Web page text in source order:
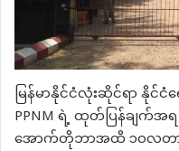
မြန်မာနိုင်ငံလုံးဆိုင်ရာ နိုင်ငံ
PPNM ရဲ့ ထုတ်ပြန်ချက်အ
အောက်တိုဘာအထိ ၁၀လတာ